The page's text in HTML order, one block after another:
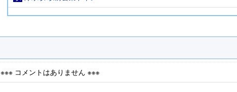
※※※ コメントはありません ※※※